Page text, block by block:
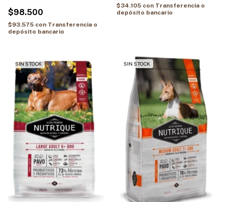
$98.500
$93.575 con Transferencia o
depósito bancario
$34.105 con Transferencia o
depósito bancario
SIN STOCK SIN STOCK